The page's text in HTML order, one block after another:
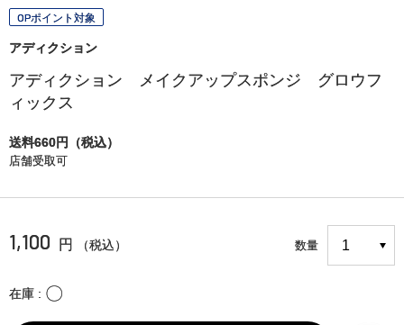
OPポイント対象
アディクション
アディクション メイクアップスポンジ グロウフ
ィックス
送料660円（税込）
店舗受取可
1,100 円 （税込） 数量
在庫 〇